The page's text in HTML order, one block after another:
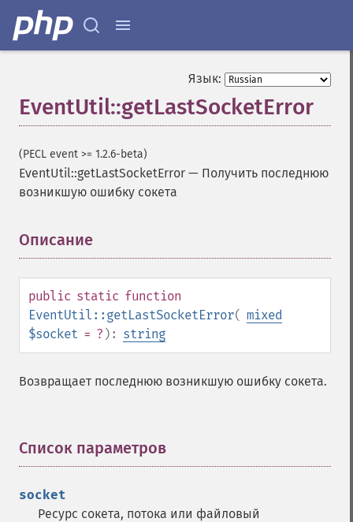
Язык:
EventUtil::getLastSocketError
(PECL event >= 1.2.6-beta)
EventUtil::getLastSocketError — Получить последнюю
возникшую ошибку сокета
Описание
public static function
EventUtil::getLastSocketError( mixed
$socket = ? ): string
Возвращает последнюю возникшую ошибку сокета.
Список параметров
socket
Ресурс сокета, потока или файловый